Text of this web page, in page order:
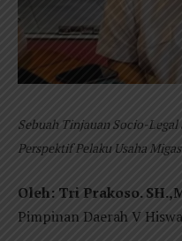
Sebuah Tinjauan Socio-Legal
Perspektif Pelaku Usaha
Oleh: Tri Prakoso.
Pimpinan Daerah V